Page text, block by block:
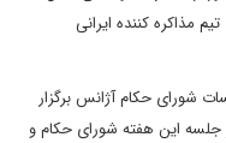
مذاکره کننده ایرانی
شورای حکام آژانس برگزار
جلسه این هفته شورای حکام و